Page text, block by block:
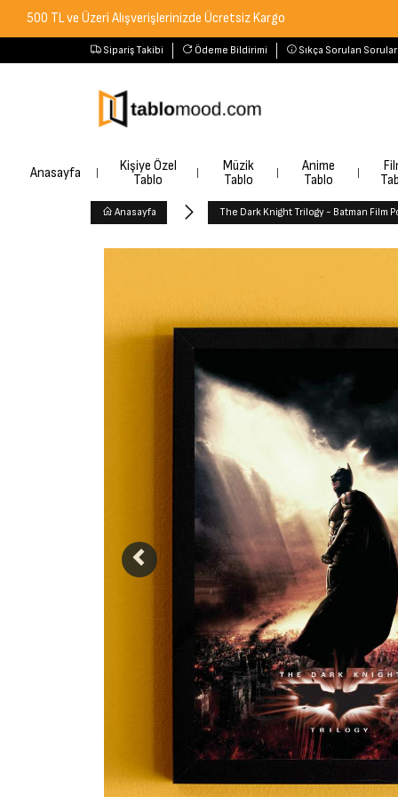
ve Üzeri Alışverişlerinizde Ücretsiz Kargo
Sipariş Takibi Ödeme Bildirimi Sıkça Sorulan Sorular
Anasayfa
Kişiye Özel
Tablo
Müzik
Tablo
Anime
Tablo
Anasayfa The Dark Knight Trilogy - Batman Film